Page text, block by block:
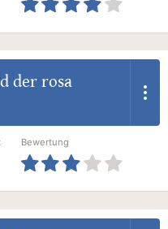
der rosa
Bewertung